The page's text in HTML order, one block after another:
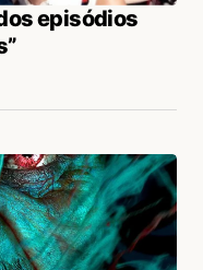
episódios